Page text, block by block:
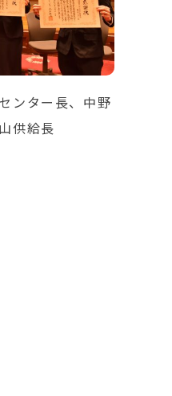
ンター長、中野
供給長